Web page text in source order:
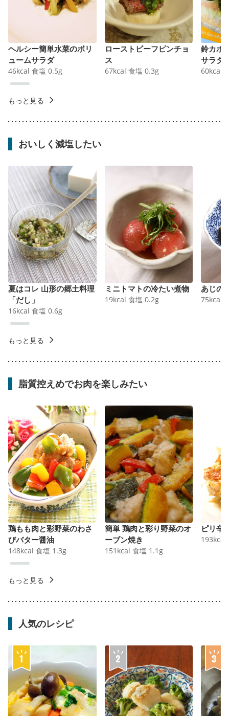
ヘルシー簡単水菜のボリ
ュームサラダ
46kcal 食塩 0.5g
ローストビーフピンチョ
ス
67kcal 食塩 0.3g
鈴カボ
サラダ
60kcal
もっと見る
おいしく減塩したい
夏はコレ 山形の郷土料理
「だし」
16kcal 食塩 0.6g
ミニトマトの冷たい煮物
19kcal 食塩 0.2g
あじの
75kcal
もっと見る
脂質控えめでお肉を楽しみたい
鶏もも肉と彩野菜のわさ
びバター醤油
148kcal 食塩 1.3g
簡単 鶏肉と彩り野菜のオ
ーブン焼き
151 kcal 食塩 1.1 g
ピリ辛
193kcal
もっと見る
人気のレシピ